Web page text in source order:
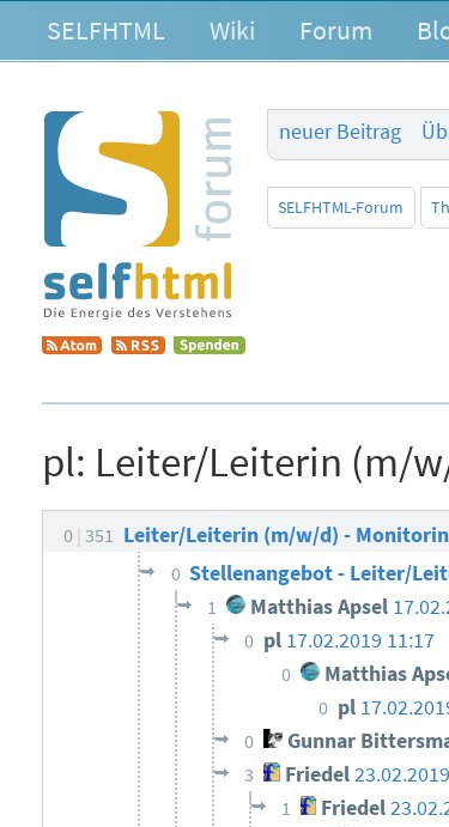
SELFHTML Wiki Forum
neuer Beitrag
SELFHTML-Forum
pl: Leiter/Leiterin (m/
0 351 Leiter/Leiterin (m/w/d) -
0 Stellenangebot - Leiter/
1 Matthias Apsel
0 pl 17.02.2019 11:17
0 Matthias
0 pl
0 Gunnar
3 Friedel
1 Friedel